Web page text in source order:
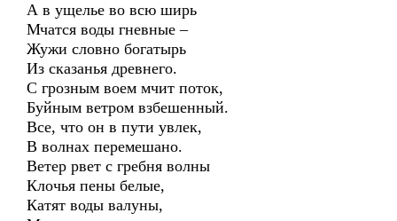
А в ущелье во всю ширь
Мчатся воды гневные –
Жужи словно богатырь
Из сказанья древнего.
С грозным воем мчит поток,
Буйным ветром взбешенный.
Все, что он в пути увлек,
В волнах перемешано.
Ветер рвет с гребня волны
Клочья пены белые,
Катят воды валуны,